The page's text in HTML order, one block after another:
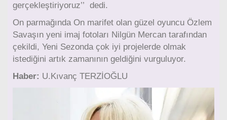
gerçekleştiriyoruz’’ dedi.
On parmağında On marifet olan güzel oyuncu Özlem
Savaşın yeni imaj fotoları Nilgün Mercan tarafından
çekildi, Yeni Sezonda çok iyi projelerde olmak
istediğini artık zamanının geldiğini vurguluyor.
Haber: U.Kıvanç TERZİOĞLU